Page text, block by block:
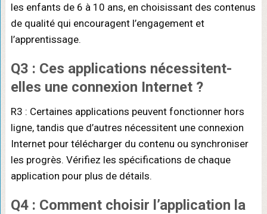
les enfants de 6 à 10 ans, en choisissant des contenus
de qualité qui encouragent l’engagement et
l’apprentissage.
Q3 : Ces applications nécessitent-
elles une connexion Internet ?
R3 : Certaines applications peuvent fonctionner hors
ligne, tandis que d’autres nécessitent une connexion
Internet pour télécharger du contenu ou synchroniser
les progrès. Vérifiez les spécifications de chaque
application pour plus de détails.
Q4 : Comment choisir l’application la